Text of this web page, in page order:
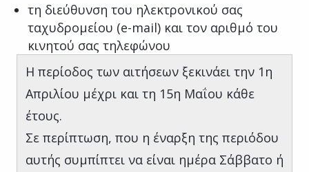
τη διεύθυνση του ηλεκτρονικού σας
ταχυδρομείου (e-mail) και τον αριθμό του
κινητού σας τηλεφώνου
Η περίοδος των αιτήσεων ξεκινάει την 1η
Απριλίου μέχρι και τη 15η Μαΐου κάθε
έτους.
Σε περίπτωση, που η έναρξη της περιόδου
αυτής συμπίπτει να είναι ημέρα Σάββατο ή